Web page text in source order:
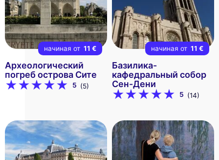
начиная от 11 €
Археологический
погреб острова Сите
5 (5)
начиная от 11 €
Базилика-
кафедральный собор
Сен-Дени
5 (14)